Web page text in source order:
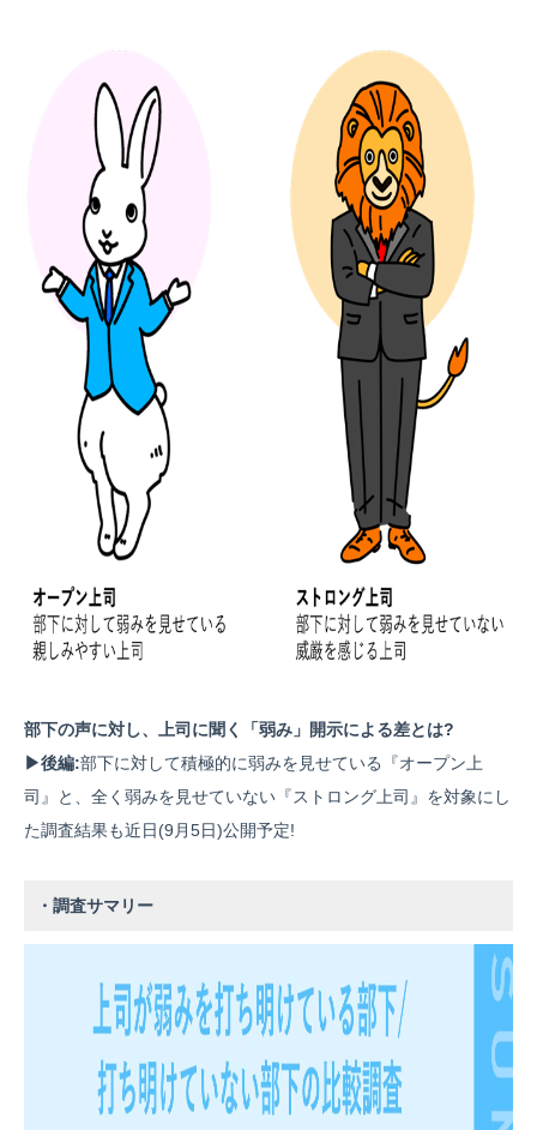
部下の声に対し、上司に聞く「弱み」開示による差とは?
▶後編:部下に対して積極的に弱みを見せている『オープン上
司』と、全く弱みを見せていない『ストロング上司』を対象にし
た調査結果も近日(9月5日)公開予定!
・調査サマリー